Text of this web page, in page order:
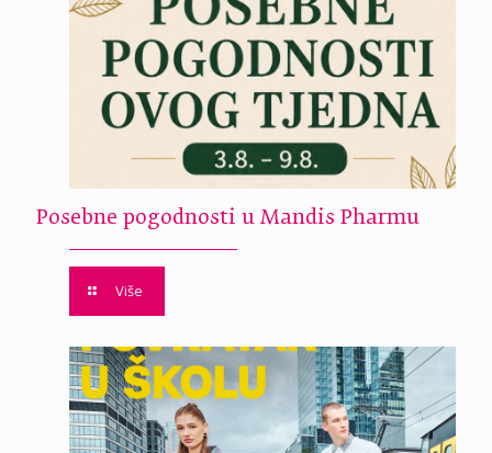
Posebne pogodnosti u Mandis Pharmu
Više